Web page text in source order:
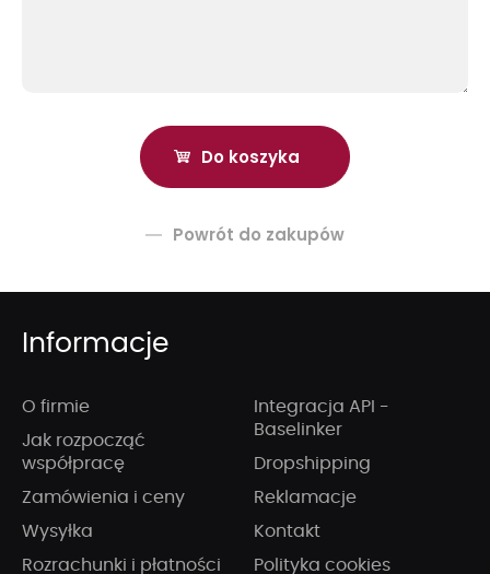
Powrót do zakupów
Informacje
O firmie
Jak rozpocząć
współpracę
Zamówienia i ceny
Wysyłka
Rozrachunki i płatności
Integracja API -
Baselinker
Dropshipping
Reklamacje
Kontakt
Polityka cookies